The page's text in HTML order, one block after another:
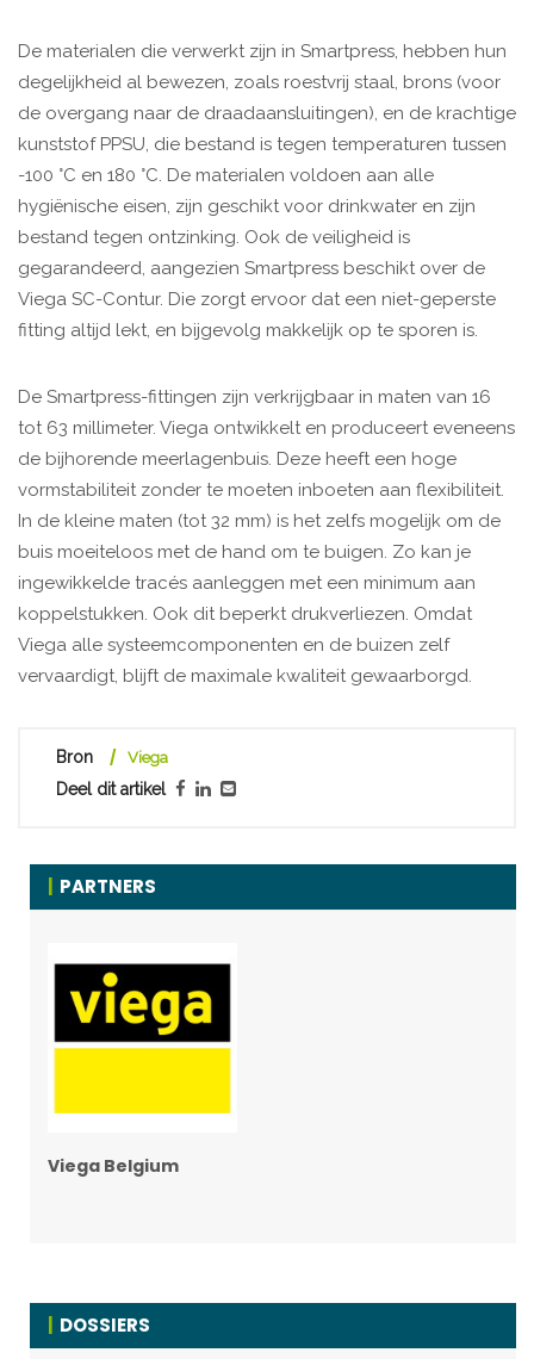
De materialen die verwerkt zijn in Smartpress, hebben hun
degelijkheid al bewezen, zoals roestvrij staal, brons (voor
de overgang naar de draadaansluitingen), en de krachtige
kunststof PPSU, die bestand is tegen temperaturen tussen
-100 °C en 180 °C. De materialen voldoen aan alle
hygiënische eisen, zijn geschikt voor drinkwater en zijn
bestand tegen ontzinking. Ook de veiligheid is
gegarandeerd, aangezien Smartpress beschikt over de
Viega SC-Contur. Die zorgt ervoor dat een niet-geperste
fitting altijd lekt, en bijgevolg makkelijk op te sporen is.
De Smartpress-fittingen zijn verkrijgbaar in maten van 16
tot 63 millimeter. Viega ontwikkelt en produceert eveneens
de bijhorende meerlagenbuis. Deze heeft een hoge
vormstabiliteit zonder te moeten inboeten aan flexibiliteit.
In de kleine maten (tot 32 mm) is het zelfs mogelijk om de
buis moeiteloos met de hand om te buigen. Zo kan je
ingewikkelde tracés aanleggen met een minimum aan
koppelstukken. Ook dit beperkt drukverliezen. Omdat
Viega alle systeemcomponenten en de buizen zelf
vervaardigt, blijft de maximale kwaliteit gewaarborgd.
Bron Viega
Deel dit artikel
PARTNERS
Viega Belgium
DOSSIERS